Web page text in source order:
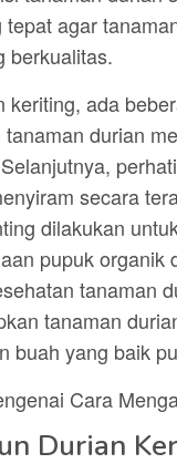
agar
berkualitas.
keriting, ada
durian
secara
dilakukan
pupuk organik
tanaman
tanaman
buah yang baik
Cara
Durian